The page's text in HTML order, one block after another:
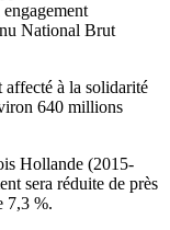
National Brut
affecté à la solidarité
640 millions
Hollande (2015-
sera réduite de près
7,3 %.